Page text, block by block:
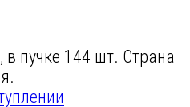
в пучке 144 шт. Страна